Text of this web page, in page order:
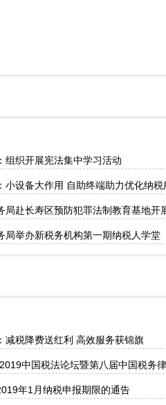
组织开展宪法集中学习活动
小设备大作用 自助终端助力优化纳税
局赴长寿区预防犯罪法制教育基地开
局举办新税务机构第一期纳税人学堂
减税降费送红利 高效服务获锦旗
中国税法论坛暨第八届中国税务
年1月纳税申报期限的通告